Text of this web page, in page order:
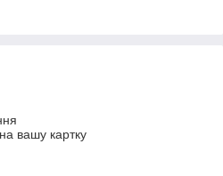
вашу картку